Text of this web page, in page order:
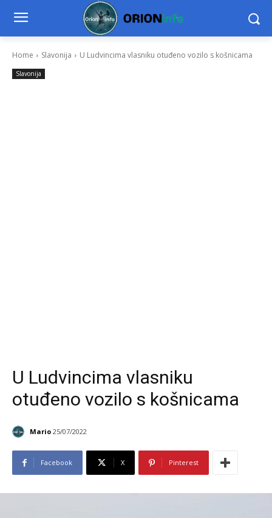
Home Slavonija U Ludvincima vlasniku otuđeno vozilo s košnicama
Slavonija
U Ludvincima vlasniku
otuđeno vozilo s košnicama
Mario 25/07/2022
Facebook X Pinterest